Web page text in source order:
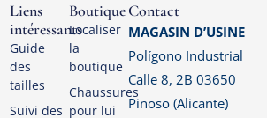
Boutique
Localiser
la
boutique
Chaussures
pour lui
Liens
intéressants
Guide
des
tailles
Suivi des
Contact
MAGASIN D’USINE
Polígono Industrial
Calle 8, 2B 03650
Pinoso (Alicante)